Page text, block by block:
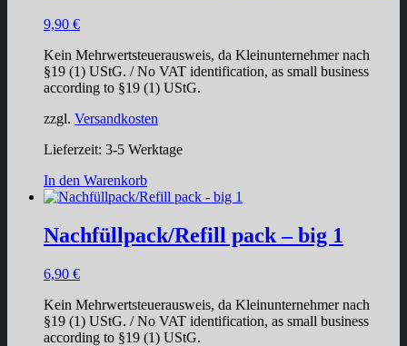
9,90 €
Kein Mehrwertsteuerausweis, da Kleinunternehmer nach
§19 (1) UStG. / No VAT identification, as small business
according to §19 (1) UStG.
zzgl. Versandkosten
Lieferzeit: 3-5 Werktage
In den Warenkorb
Nachfüllpack/Refill pack – big 1
6,90 €
Kein Mehrwertsteuerausweis, da Kleinunternehmer nach
§19 (1) UStG. / No VAT identification, as small business
according to §19 (1) UStG.